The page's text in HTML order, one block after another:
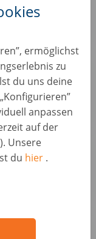
ermöglichst
zu
du uns deine
anpassen
auf der
Unsere
du hier .
Remote
- 100%